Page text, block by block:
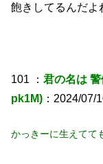
飽きしてるんだよ
101 ：君の名は
pk1M) ：2024/07/
かっきーに生えてて